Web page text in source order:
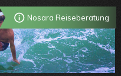
Nicaragua
Honduras
El Salvador
Nosara Reiseberatung